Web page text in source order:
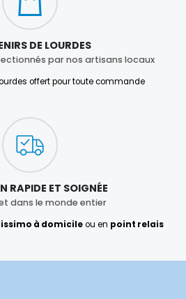
DE LOURDES
par nos artisans locaux
offert pour toute commande
RAPIDE ET SOIGNÉE
dans le monde entier
à domicileou en point relais